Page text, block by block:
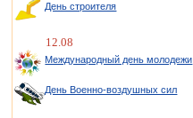
День строителя
12.08
Международный день молодежи
День Военно-воздушных сил